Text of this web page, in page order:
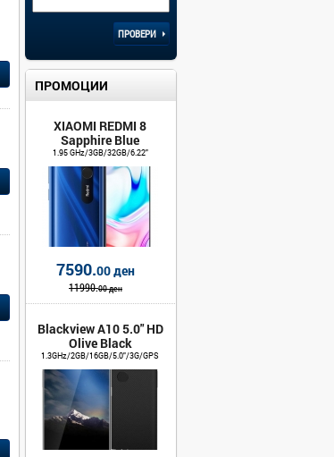
ПРОВЕРИ
ПРОМОЦИИ
XIAOMI REDMI 8
Sapphire Blue
1.95 GHz/3GB/32GB/6.22"
7590.00 ден
11990.00 ден
Blackview A10 5.0" HD
Olive Black
1.3GHz/2GB/16GB/5.0"/3G/GPS